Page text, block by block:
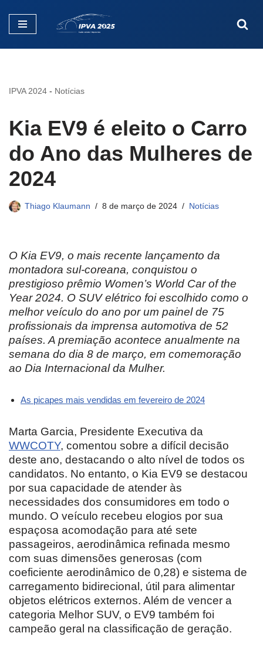
Pular
IPVA 2024 - Notícias
Kia EV9 é eleito o Carro
do Ano das Mulheres de
2024
Thiago Klaumann 8 de março de 2024 Notícias
O Kia EV9, o mais recente lançamento da
montadora sul-coreana, conquistou o
prestigioso prêmio Women’s World Car of the
Year 2024. O SUV elétrico foi escolhido como o
melhor veículo do ano por um painel de 75
profissionais da imprensa automotiva de 52
países. A premiação acontece anualmente na
semana do dia 8 de março, em comemoração
ao Dia Internacional da Mulher.
As picapes mais vendidas em fevereiro de 2024
Marta Garcia, Presidente Executiva da
WWCOTY, comentou sobre a difícil decisão
deste ano, destacando o alto nível de todos os
candidatos. No entanto, o Kia EV9 se destacou
por sua capacidade de atender às
necessidades dos consumidores em todo o
mundo. O veículo recebeu elogios por sua
espaçosa acomodação para até sete
passageiros, aerodinâmica refinada mesmo
com suas dimensões generosas (com
coeficiente aerodinâmico de 0,28) e sistema de
carregamento bidirecional, útil para alimentar
objetos elétricos externos. Além de vencer a
categoria Melhor SUV, o EV9 também foi
campeão geral na classificação de geração.